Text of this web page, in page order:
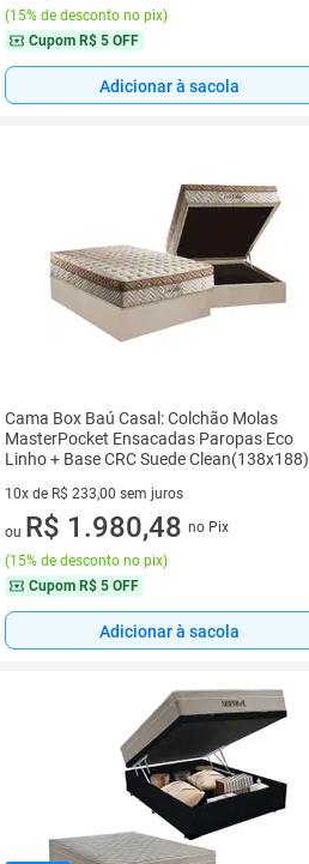
(15% de desconto no pix)
Cupom R$ 5 OFF
Adicionar à sacola
Cama Box Baú Casal: Colchão Molas
MasterPocket Ensacadas Paropas Eco
Linho + Base CRC Suede Clean(138x188)
10x de R$ 233,00 sem juros
10 vez de R$ 233,00 sem juros
ou R$ 1.980,48 no Pix
(15% de desconto no pix)
Cupom R$ 5 OFF
Adicionar à sacola